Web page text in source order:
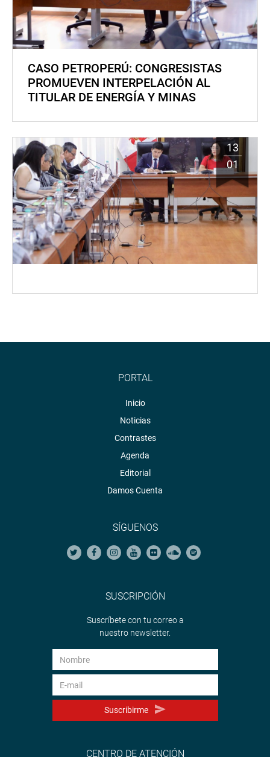
CASO PETROPERÚ: CONGRESISTAS
PROMUEVEN INTERPELACIÓN AL
TITULAR DE ENERGÍA Y MINAS
13
01
PORTAL
Inicio
Noticias
Contrastes
Agenda
Editorial
Damos Cuenta
SÍGUENOS
SUSCRIPCIÓN
Suscríbete con tu correo a
nuestro newsletter.
Suscribirme
CENTRO DE ATENCIÓN